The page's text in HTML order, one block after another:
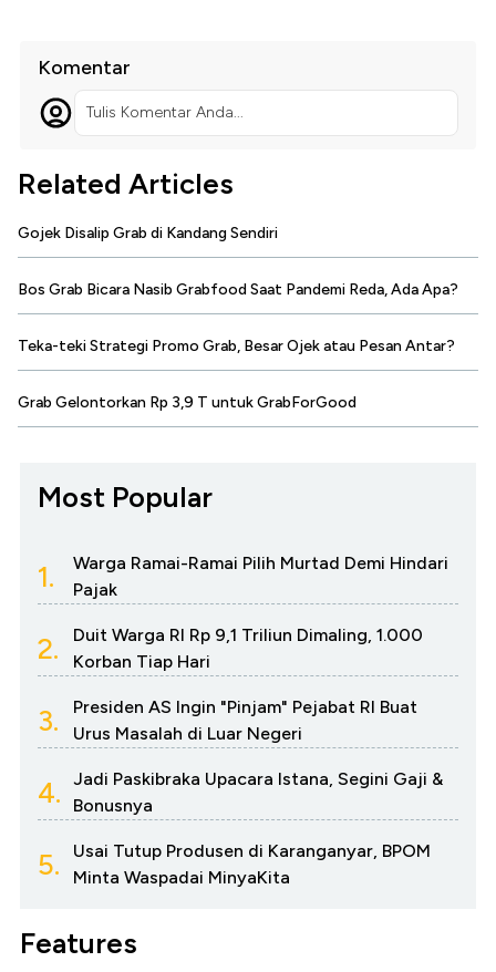
Komentar
Tulis Komentar Anda...
Related Articles
Gojek Disalip Grab di Kandang Sendiri
Bos Grab Bicara Nasib Grabfood Saat Pandemi Reda, Ada Apa?
Teka-teki Strategi Promo Grab, Besar Ojek atau Pesan Antar?
Grab Gelontorkan Rp 3,9 T untuk GrabForGood
Most Popular
1.
Warga Ramai-Ramai Pilih Murtad Demi Hindari
Pajak
2.
Duit Warga RI Rp 9,1 Triliun Dimaling, 1.000
Korban Tiap Hari
3.
Presiden AS Ingin "Pinjam" Pejabat RI Buat
Urus Masalah di Luar Negeri
4.
Jadi Paskibraka Upacara Istana, Segini Gaji &
Bonusnya
5.
Usai Tutup Produsen di Karanganyar, BPOM
Minta Waspadai MinyaKita
Features